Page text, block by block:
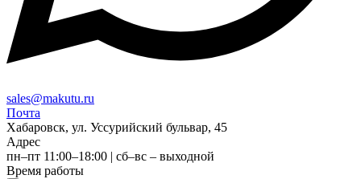
sales@makutu.ru
Почта
Хабаровск, ул. Уссурийский бульвар, 45
Адрес
пн–пт 11:00–18:00 | сб–вс – выходной
Время работы